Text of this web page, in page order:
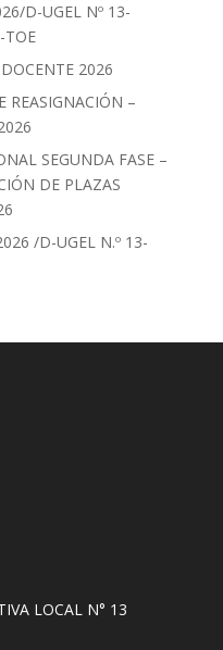
D-UGEL Nº 13-
TOE
2026
REASIGNACIÓN –
SEGUNDA FASE –
DE PLAZAS
/D-UGEL N.º 13-
LOCAL N° 13